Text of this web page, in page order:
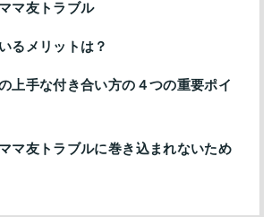
マ友トラブル
るメリットは？
上手な付き合い方の４つの重要ポイ
マ友トラブルに巻き込まれないため